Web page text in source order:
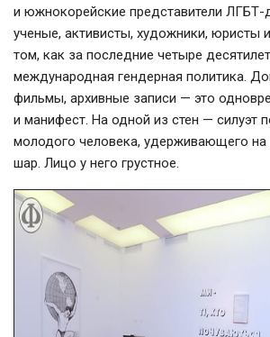
и южнокорейские представители ЛГБТ-
ученые, активисты, художники, юристы
том, как за последние четыре
международная гендерная политика.
фильмы, архивные записи — это
и манифест. На одной из стен — силуэт
молодого человека, удерживающего на
шар. Лицо у него грустное.